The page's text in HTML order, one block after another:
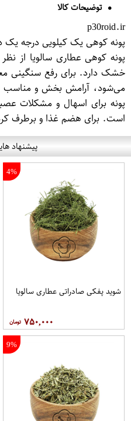
توضیحات کالا
p30roid.ir
پونه کوهی یک کیلویی درجه یک
پونه کوهی عطاری سالویا از
خشک دارد. برای رفع سنگینی
می‌شود، آرامش بخش و مناسب
پونه برای اسهال و مشکلات
است. برای هضم غذا و برطرف
پیشنهاد
4%
شوید پفکی صادراتی عطاری سالویا
۷۵۰,۰۰۰
9%